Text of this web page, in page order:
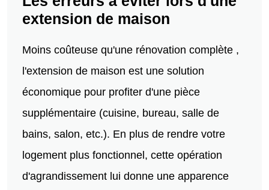
extension de maison
Moins coûteuse qu'une rénovation complète ,
l'extension de maison est une solution
économique pour profiter d'une pièce
supplémentaire (cuisine, bureau, salle de
bains, salon, etc.). En plus de rendre votre
logement plus fonctionnel, cette opération
d'agrandissement lui donne une apparence